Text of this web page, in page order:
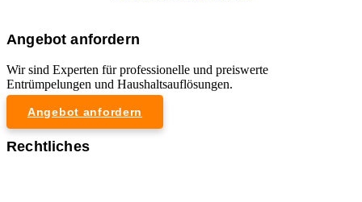
Angebot anfordern
Wir sind Experten für professionelle und preiswerte
Entrümpelungen und Haushaltsauflösungen.
Angebot anfordern
Rechtliches